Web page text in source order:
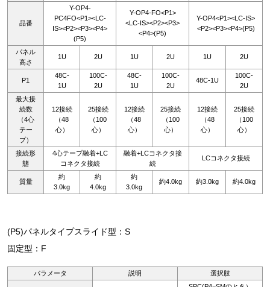
品番
Y-OP4-
PC4FO<P1><LC-
IS><P2><P3><P4>
(P5)
Y-OP4-FO<P1>
<LC-IS><P2><P3>
<P4>(P5)
Y-OP4<P1><LC-IS>
<P2><P3><P4>(P5)
パネル
高さ
1U 2U 1U 2U 1U 2U
P1
48C-
1U
100C-
2U
48C-
1U
100C-
2U
48C-1U
100C-
2U
最大接
続数
（4心
テー
プ）
12接続
（48
心）
25接続
（100
心）
12接続
（48
心）
25接続
（100
心）
12接続
（48
心）
25接続
（100
心）
接続形
態
4心テープ融着+LC
コネクタ接続
融着+LCコネクタ接
続
LCコネクタ接続
質量
約
3.0kg
約
4.0kg
約
3.0kg
約4.0kg 約3.0kg 約4.0kg
(P5)パネルタイプスライド型：S
固定型：F
パラメータ 説明
選択肢